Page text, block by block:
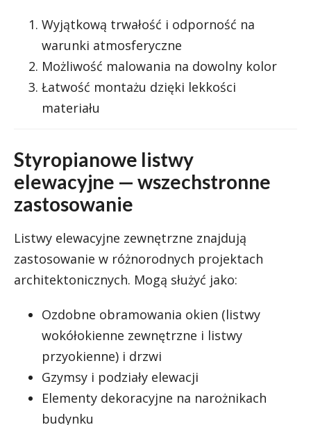
Wyjątkową trwałość i odporność na
warunki atmosferyczne
Możliwość malowania na dowolny kolor
Łatwość montażu dzięki lekkości
materiału
Styropianowe listwy
elewacyjne — wszechstronne
zastosowanie
Listwy elewacyjne zewnętrzne znajdują
zastosowanie w różnorodnych projektach
architektonicznych. Mogą służyć jako:
Ozdobne obramowania okien (listwy
wokółokienne zewnętrzne i listwy
przyokienne) i drzwi
Gzymsy i podziały elewacji
Elementy dekoracyjne na narożnikach
budynku